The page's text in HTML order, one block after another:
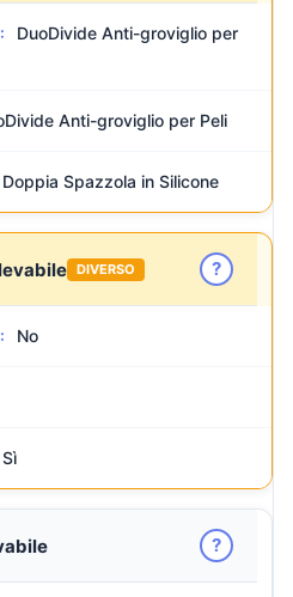
DuoDivide Anti-groviglio per
Anti-groviglio per Peli
Doppia Spazzola in Silicone
DIVERSO ?
No
Sì
?